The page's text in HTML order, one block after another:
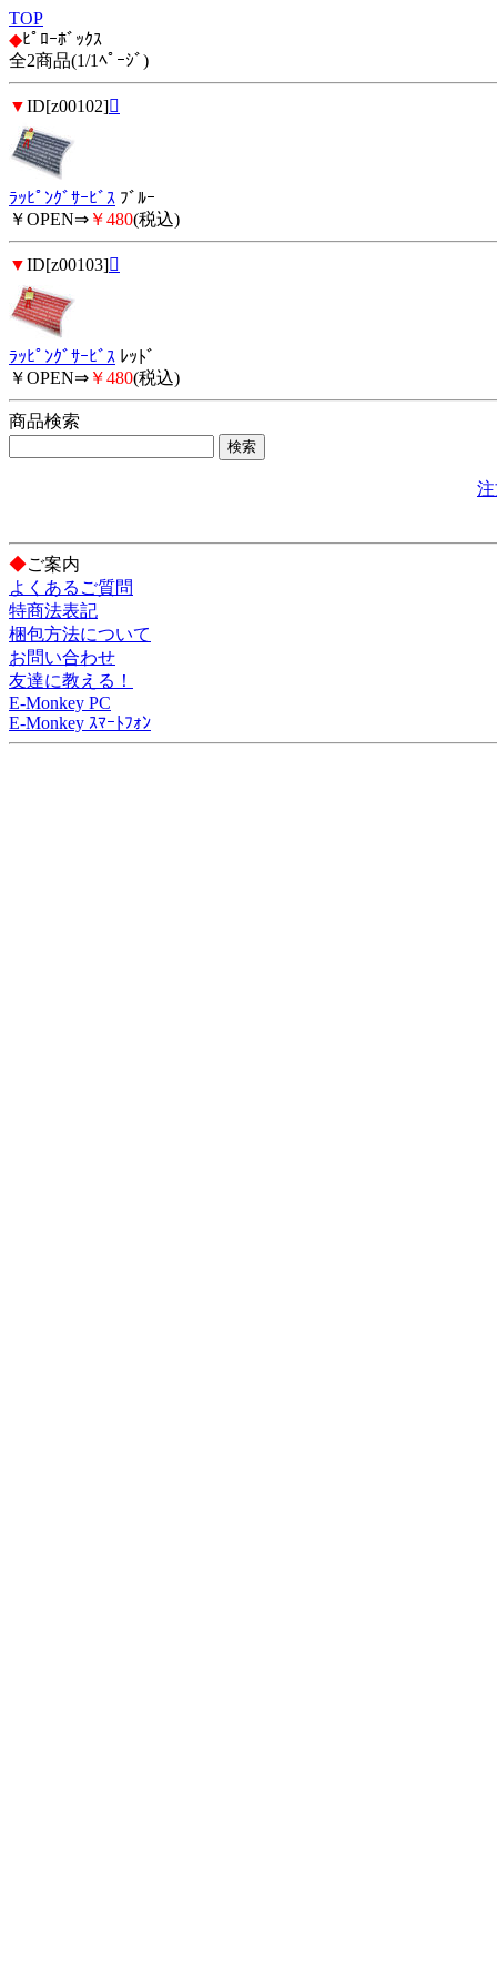
TOP
◆ﾋﾟﾛｰﾎﾞｯｸｽ
全2商品(1/1ﾍﾟｰｼﾞ)
▼ID[z00102]
ﾗｯﾋﾟﾝｸﾞｻｰﾋﾞｽ ﾌﾞﾙｰ
￥OPEN⇒ ￥480(税込)
▼ID[z00103]
ﾗｯﾋﾟﾝｸﾞｻｰﾋﾞｽ ﾚｯﾄﾞ
￥OPEN⇒ ￥480(税込)
商品検索
◆ご案内
よくあるご質問
特商法表記
梱包方法について
お問い合わせ
友達に教える！
E-Monkey PC
E-Monkey ｽﾏｰﾄﾌｫﾝ